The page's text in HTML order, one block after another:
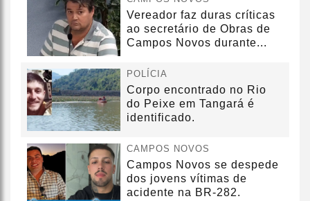
Vereador faz duras críticas
ao secretário de Obras de
Campos Novos durante...
POLÍCIA
Corpo encontrado no Rio
do Peixe em Tangará é
identificado.
CAMPOS NOVOS
Campos Novos se despede
dos jovens vítimas de
acidente na BR-282.